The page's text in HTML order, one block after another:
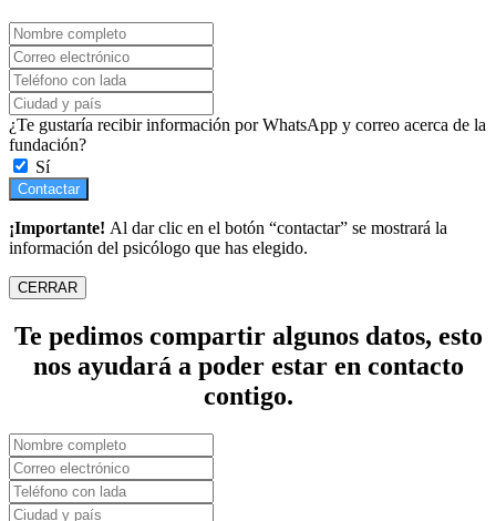
¿Te gustaría recibir información por WhatsApp y correo acerca de la
fundación?
Sí
Contactar
¡Importante! Al dar clic en el botón “contactar” se mostrará la
información del psicólogo que has elegido.
CERRAR
Te pedimos compartir algunos datos, esto
nos ayudará a poder estar en contacto
contigo.